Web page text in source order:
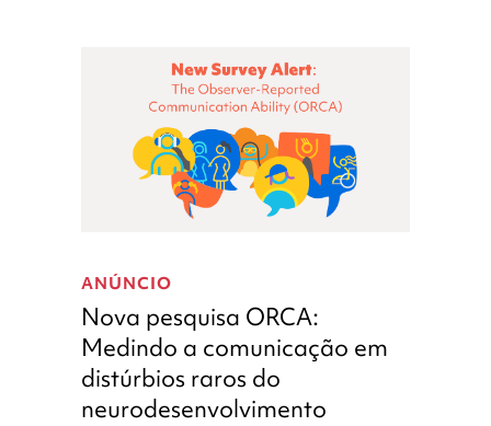
Searchlight!
pesquisa
ORCA:
Medindo
a
comunicação
em
ANÚNCIO
Nova pesquisa ORCA:
Medindo a comunicação em
distúrbios raros do
neurodesenvolvimento